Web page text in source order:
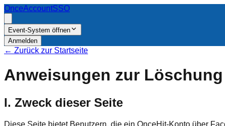
OnceAccountSSO
Event-System öffnen
Anmelden
← Zurück zur Startseite
Anweisungen zur
I. Zweck dieser Seite
Diese Seite bietet Benutzern, die ein OnceHit-Konto über